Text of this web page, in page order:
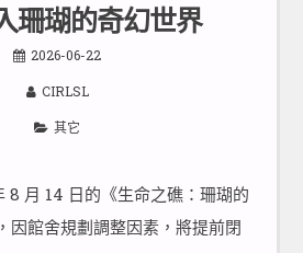
珊瑚的奇幻世界
2026-06-22
CIRLSL
其它
8 月 14 日的《生命之礁：珊瑚的
因館舍規劃調整因素，將提前閉